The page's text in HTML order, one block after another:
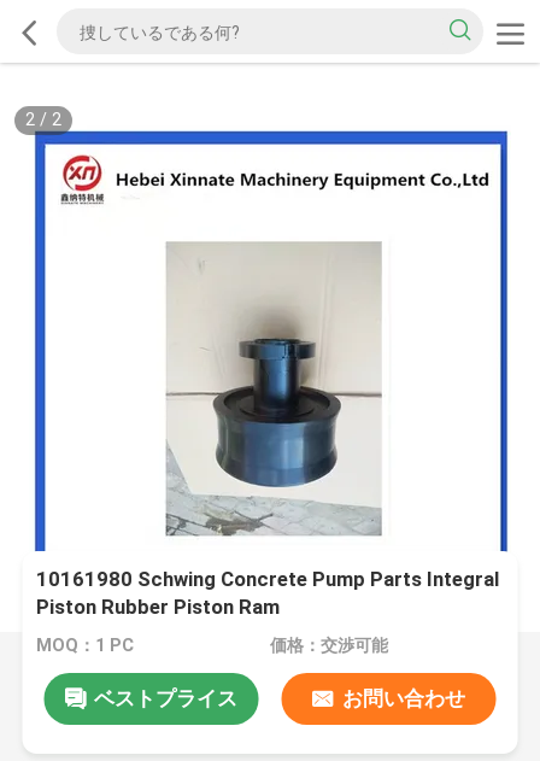
2/ 2
10161980 Schwing Concrete Pump Parts Integral
Piston Rubber Piston Ram
MOQ：1 PC 価格：交渉可能
ベストプライス お問い合わせ